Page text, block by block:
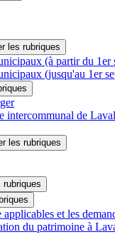
(à partir du 1er
(jusqu'au 1er
intercommunal de
applicables et les
du patrimoine à